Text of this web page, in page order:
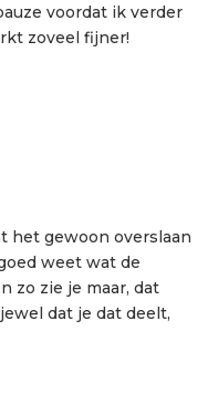
voordat ik verder
zoveel fijner!
het gewoon overslaan
weet wat de
zo zie je maar, dat
dat je dat deelt,